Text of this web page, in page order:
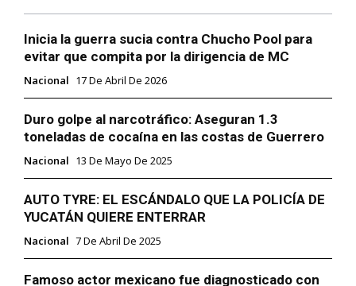
Inicia la guerra sucia contra Chucho Pool para
evitar que compita por la dirigencia de MC
Nacional 17 De Abril De 2026
Duro golpe al narcotráfico: Aseguran 1.3
toneladas de cocaína en las costas de Guerrero
Nacional 13 De Mayo De 2025
AUTO TYRE: EL ESCÁNDALO QUE LA POLICÍA DE
YUCATÁN QUIERE ENTERRAR
Nacional 7 De Abril De 2025
Famoso actor mexicano fue diagnosticado con